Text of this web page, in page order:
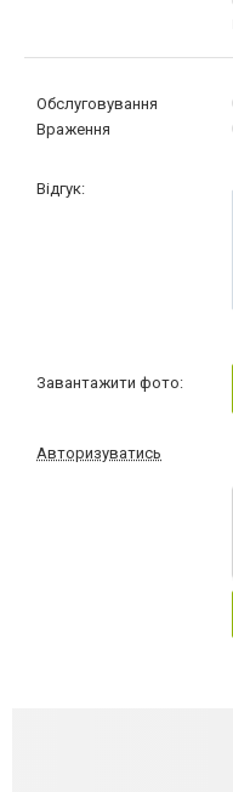
Обслуговування
Враження
Відгук:
Завантажити фото:
Авторизуватись